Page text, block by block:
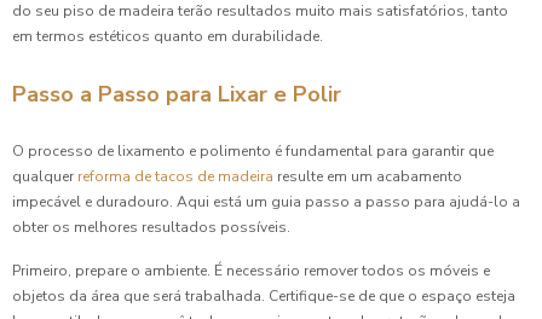
do seu piso de madeira terão resultados muito mais satisfatórios, tanto
em termos estéticos quanto em durabilidade.
Passo a Passo para Lixar e Polir
O processo de lixamento e polimento é fundamental para garantir que
qualquer reforma de tacos de madeira resulte em um acabamento
impecável e duradouro. Aqui está um guia passo a passo para ajudá-lo a
obter os melhores resultados possíveis.
Primeiro, prepare o ambiente. É necessário remover todos os móveis e
objetos da área que será trabalhada. Certifique-se de que o espaço esteja